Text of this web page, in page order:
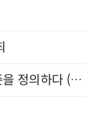
차세대 AICC, 고객 서비스의 새로운 표준을 정의하다 (9/9)